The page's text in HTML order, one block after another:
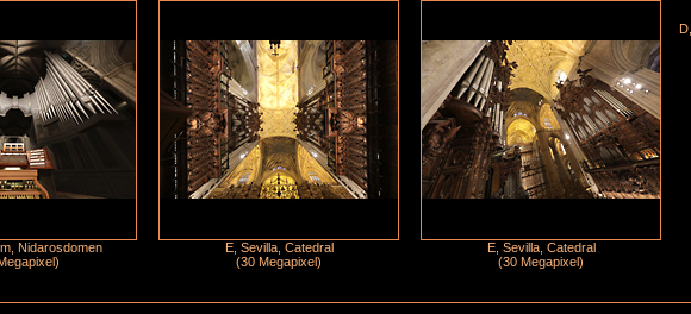
Nidarosdomen
E, Sevilla, Catedral
(30 Megapixel)
E, Sevilla, Catedral
(30 Megapixel)